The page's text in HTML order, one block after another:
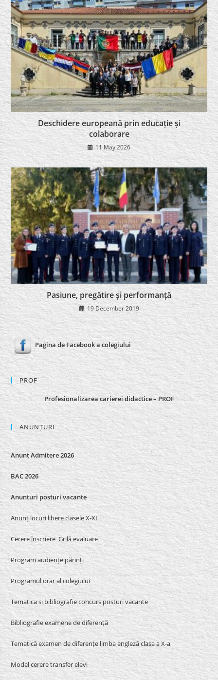
Deschidere europeană prin educație și
colaborare
11 May 2026
Pasiune, pregătire și performanță
19 December 2019
Pagina de Facebook a colegiului
PROF
Profesionalizarea carierei didactice – PROF
ANUNȚURI
Anunț Admitere 2026
BAC 2026
Anunturi posturi vacante
Anunț locuri libere clasele X-XI
Cerere înscriere_Grilă evaluare
Program audiențe părinți
Programul orar al colegiului
Tematica si bibliografie concurs posturi vacante
Bibliografie examene de diferență
Tematică examen de diferențe limba engleză clasa a X-a
Model cerere transfer elevi